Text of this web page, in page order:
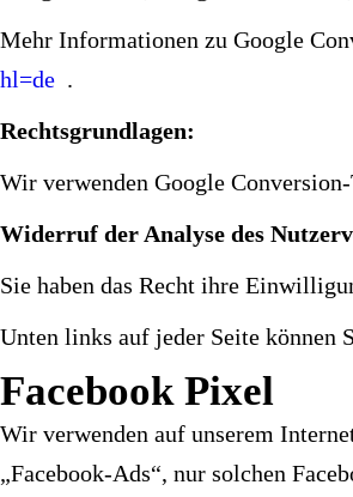
Mehr Informationen zu Google
hl=de .
Rechtsgrundlagen:
Wir verwenden Google
Widerruf der Analyse des
Sie haben das Recht ihre
Unten links auf jeder Seite können
Facebook Pixel
Wir verwenden auf unserem
„Facebook-Ads“, nur solchen